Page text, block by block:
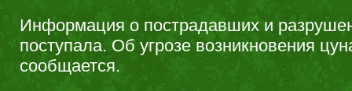
Информация о пострадавших и
поступала. Об угрозе возникновения
сообщается.